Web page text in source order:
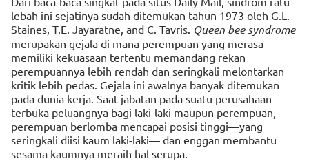
lebah ini sejatinya sudah ditemukan tahun 1973 oleh G.L.
Staines, T.E. Jayaratne, and C. Tavris. Queen bee syndrome
merupakan gejala di mana perempuan yang merasa
memiliki kekuasaan tertentu memandang rekan
perempuannya lebih rendah dan seringkali melontarkan
kritik lebih pedas. Gejala ini awalnya banyak ditemukan
pada dunia kerja. Saat jabatan pada suatu perusahaan
terbuka peluangnya bagi laki-laki maupun perempuan,
perempuan berlomba mencapai posisi tinggi—yang
seringkali diisi kaum laki-laki— dan enggan membantu
sesama kaumnya meraih hal serupa.